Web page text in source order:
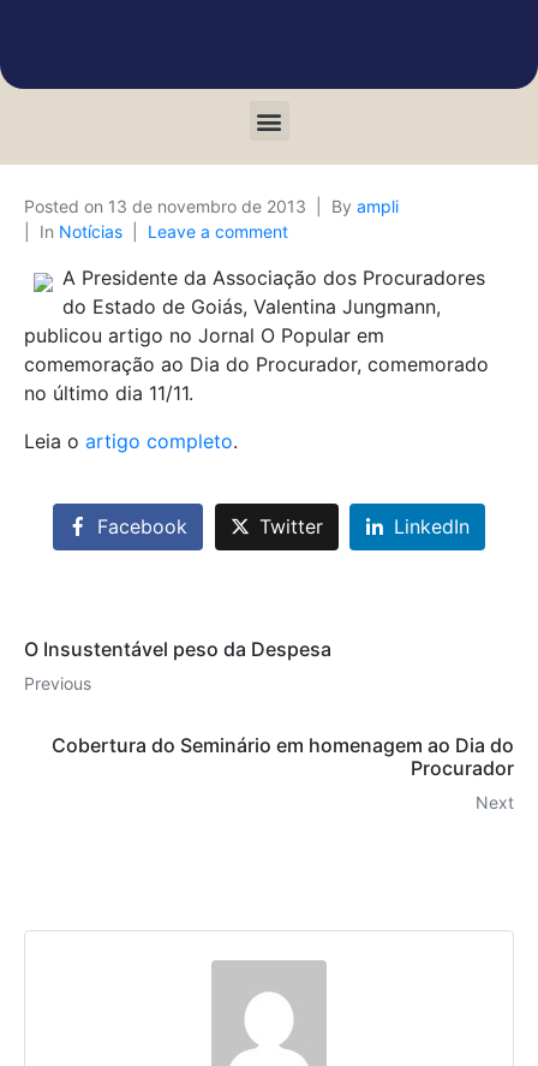
Posted on 13 de novembro de 2013 By ampli
In Notícias Leave a comment
A Presidente da Associação dos Procuradores
do Estado de Goiás, Valentina Jungmann,
publicou artigo no Jornal O Popular em
comemoração ao Dia do Procurador, comemorado
no último dia 11/11.
Leia o artigo completo.
Facebook Twitter LinkedIn
O Insustentável peso da Despesa
Previous
Cobertura do Seminário em homenagem ao Dia do
Procurador
Next